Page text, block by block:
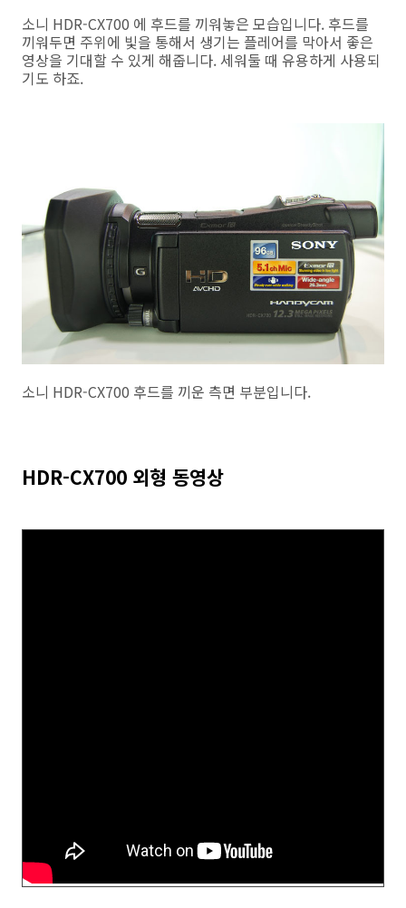
소니 HDR-CX700 에 후드를 끼워놓은 모습입니다. 후드를
끼워두면 주위에 빛을 통해서 생기는 플레어를 막아서 좋은
영상을 기대할 수 있게 해줍니다. 세워둘 때 유용하게 사용되
기도 하죠.
소니 HDR-CX700 후드를 끼운 측면 부분입니다.
HDR-CX700 외형 동영상